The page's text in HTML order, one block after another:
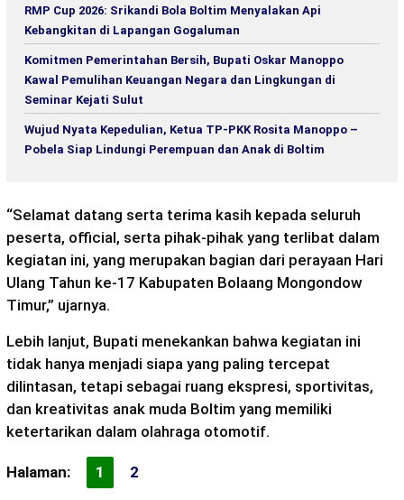
RMP Cup 2026: Srikandi Bola Boltim Menyalakan Api
Kebangkitan di Lapangan Gogaluman
Komitmen Pemerintahan Bersih, Bupati Oskar Manoppo
Kawal Pemulihan Keuangan Negara dan Lingkungan di
Seminar Kejati Sulut
Wujud Nyata Kepedulian, Ketua TP-PKK Rosita Manoppo –
Pobela Siap Lindungi Perempuan dan Anak di Boltim
“Selamat datang serta terima kasih kepada seluruh
peserta, official, serta pihak-pihak yang terlibat dalam
kegiatan ini, yang merupakan bagian dari perayaan Hari
Ulang Tahun ke-17 Kabupaten Bolaang Mongondow
Timur,” ujarnya.
Lebih lanjut, Bupati menekankan bahwa kegiatan ini
tidak hanya menjadi siapa yang paling tercepat
dilintasan, tetapi sebagai ruang ekspresi, sportivitas,
dan kreativitas anak muda Boltim yang memiliki
ketertarikan dalam olahraga otomotif.
Halaman: 1 2